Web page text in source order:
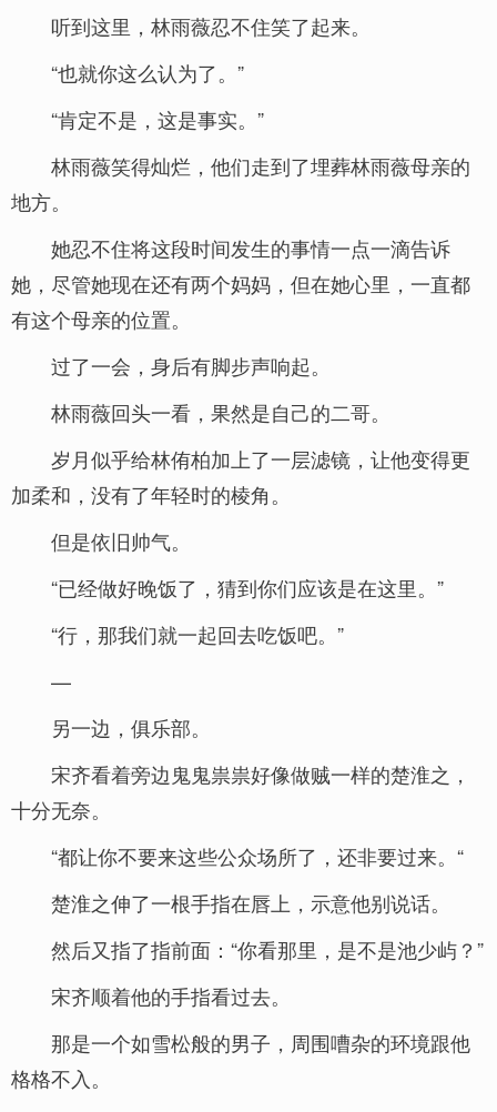
听到这里，林雨薇忍不住笑了起来。
“也就你这么认为了。”
“肯定不是，这是事实。”
林雨薇笑得灿烂，他们走到了埋葬林雨薇母亲的
地方。
她忍不住将这段时间发生的事情一点一滴告诉
她，尽管她现在还有两个妈妈，但在她心里，一直都
有这个母亲的位置。
过了一会，身后有脚步声响起。
林雨薇回头一看，果然是自己的二哥。
岁月似乎给林侑柏加上了一层滤镜，让他变得更
加柔和，没有了年轻时的棱角。
但是依旧帅气。
“已经做好晚饭了，猜到你们应该是在这里。”
“行，那我们就一起回去吃饭吧。”
—
另一边，俱乐部。
宋齐看着旁边鬼鬼祟祟好像做贼一样的楚淮之，
十分无奈。
“都让你不要来这些公众场所了，还非要过来。“
楚淮之伸了一根手指在唇上，示意他别说话。
然后又指了指前面：“你看那里，是不是池少屿？”
宋齐顺着他的手指看过去。
那是一个如雪松般的男子，周围嘈杂的环境跟他
格格不入。